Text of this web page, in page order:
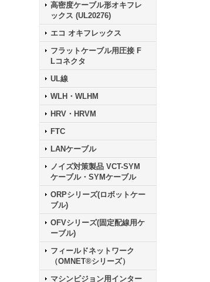
高密度ケーブル形オキフレ
ックス (UL20276)
エコ オキフレックス
フラットケーブル用圧接 F
Lコネクタ
UL線
WLH・WLHM
HRV・HRVM
FTC
LANケーブル
ノイズ対策製品 VCT-SYM
ケーブル・SYMケーブル
ORPシリーズ(ロボットケー
ブル)
OFVシリーズ(固定配線用ケ
ーブル)
フィールドネットワーク
（OMNET®シリーズ）
マシンビジョン用インター